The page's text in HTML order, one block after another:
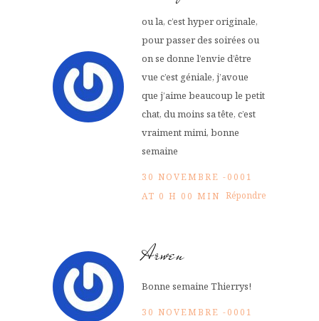
ou la, c’est hyper originale,
pour passer des soirées ou
on se donne l’envie d’être
vue c’est géniale, j’avoue
que j’aime beaucoup le petit
chat, du moins sa tête, c’est
vraiment mimi, bonne
semaine
30 NOVEMBRE -0001
AT 0 H 00 MIN Répondre
Arwen
Bonne semaine Thierrys!
30 NOVEMBRE -0001